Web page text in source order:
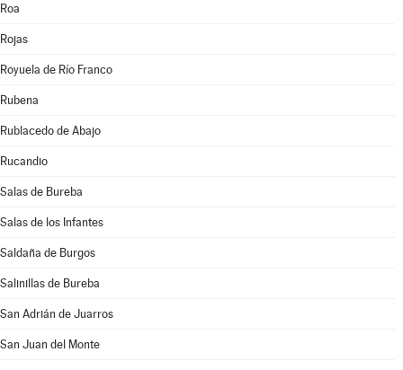
Roa
Rojas
Royuela de Río Franco
Rubena
Rublacedo de Abajo
Rucandio
Salas de Bureba
Salas de los Infantes
Saldaña de Burgos
Salinillas de Bureba
San Adrián de Juarros
San Juan del Monte